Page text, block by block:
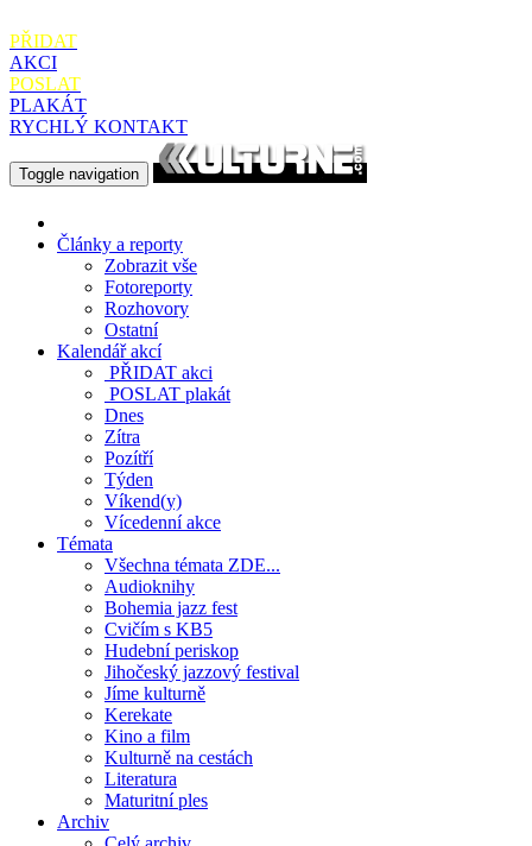
PŘIDAT
AKCI
POSLAT
PLAKÁT
RYCHLÝ KONTAKT
Toggle navigation
Články a reporty
Zobrazit vše
Fotoreporty
Rozhovory
Ostatní
Kalendář akcí
PŘIDAT akci
POSLAT plakát
Dnes
Zítra
Pozítří
Týden
Víkend(y)
Vícedenní akce
Témata
Všechna témata ZDE...
Audioknihy
Bohemia jazz fest
Cvičím s KB5
Hudební periskop
Jihočeský jazzový festival
Jíme kulturně
Kerekate
Kino a film
Kulturně na cestách
Literatura
Maturitní ples
Archiv